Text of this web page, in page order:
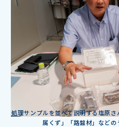
処理サンプルを並べて説明する塩原
属くず」「路盤材」などの